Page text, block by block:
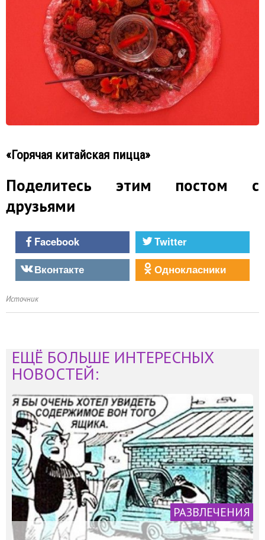
«Горячая китайская пицца»
Поделитесь этим постом с
друзьями
Facebook
Twitter
Вконтакте
Однокласники
Источник
ЕЩЁ БОЛЬШЕ ИНТЕРЕСНЫХ
НОВОСТЕЙ:
РАЗВЛЕЧЕНИЯ